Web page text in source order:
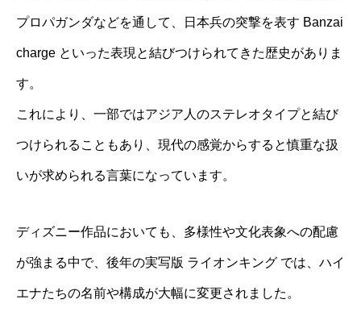
プロパガンダなどを通して、日本兵の突撃を表す Banzai
charge といった表現と結びつけられてきた歴史がありま
す。
これにより、一部ではアジア人のステレオタイプと結び
つけられることもあり、現代の感覚からすると慎重な扱
いが求められる言葉になっています。
ディズニー作品においても、多様性や文化表象への配慮
が強まる中で、後年の実写版 ライオンキング では、ハイ
エナたちの名前や構成が大幅に変更されました。